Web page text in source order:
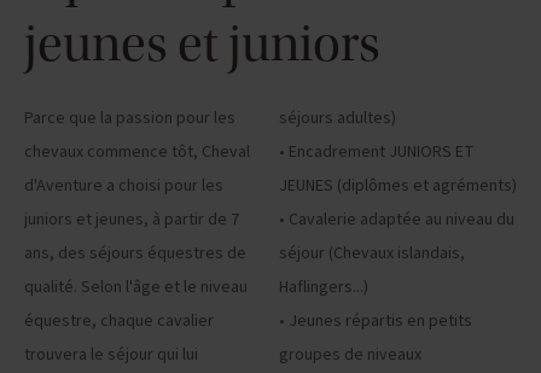
jeunes et juniors
Parce que la passion pour les
chevaux commence tôt, Cheval
d'Aventure a choisi pour les
juniors et jeunes, à partir de 7
ans, des séjours équestres de
qualité. Selon l'âge et le niveau
équestre, chaque cavalier
trouvera le séjour qui lui
séjours adultes)
• Encadrement JUNIORS ET
JEUNES (diplômes et agréments)
• Cavalerie adaptée au niveau du
séjour (Chevaux islandais,
Haflingers...)
• Jeunes répartis en petits
groupes de niveaux